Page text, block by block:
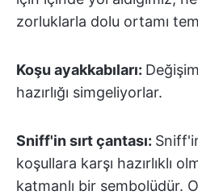
zorluklarla dolu ortamı
Koşu ayakkabıları:
hazırlığı simgeliyorlar.
Sniff'in sırt çantası:
koşullara karşı hazırlıklı
katmanlı bir sembolüdür.